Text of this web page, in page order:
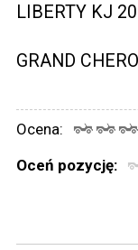
LIBERTY KJ
GRAND
Ocena:
Oceń pozycję: